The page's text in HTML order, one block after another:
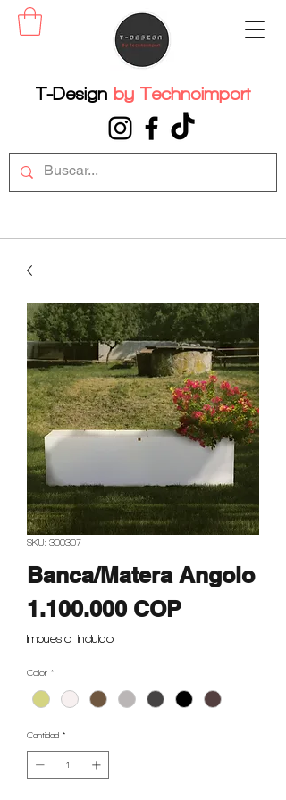
T-Design by Technoimport
SKU: 300307
Banca/Matera Angolo
1.100.000 COPPrecio
Impuesto incluido
Color *
Cantidad *